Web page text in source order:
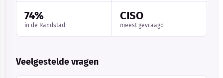
74%
in de Randstad
CISO
meest gevraagd
Veelgestelde vragen